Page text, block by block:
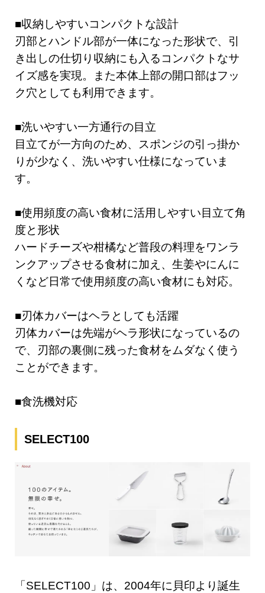
■収納しやすいコンパクトな設計
刃部とハンドル部が一体になった形状で、引
き出しの仕切り収納にも入るコンパクトなサ
イズ感を実現。また本体上部の開口部はフッ
ク穴としても利用できます。
■洗いやすい一方通行の目立
目立てが一方向のため、スポンジの引っ掛か
りが少なく、洗いやすい仕様になっていま
す。
■使用頻度の高い食材に活用しやすい目立て角
度と形状
ハードチーズや柑橘など普段の料理をワンラ
ンクアップさせる食材に加え、生姜やにんに
くなど日常で使用頻度の高い食材にも対応。
■刃体カバーはヘラとしても活躍
刃体カバーは先端がヘラ形状になっているの
で、刃部の裏側に残った食材をムダなく使う
ことができます。
■食洗機対応
SELECT100
「SELECT100」は、2004年に貝印より誕生